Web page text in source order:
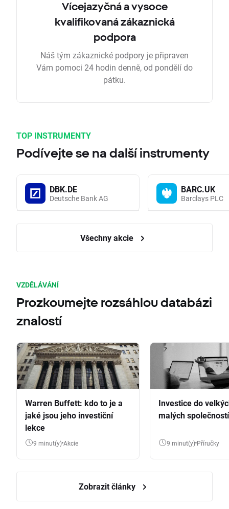
Vícejazyčná a vysoce
kvalifikovaná zákaznická
podpora
Náš tým zákaznické podpory je připraven
Vám pomoci 24 hodin denně, od pondělí do
pátku.
TOP INSTRUMENTY
Podívejte se na další instrumenty
DBK.DE
Deutsche Bank AG
BARC.UK
Barclays PLC
Všechny akcie
VZDĚLÁVÁNÍ
Prozkoumejte rozsáhlou databázi
znalostí
Warren Buffett: kdo to je a
jaké jsou jeho investiční
lekce
9 minut(y) Akcie
Investice do
malých společností
9 minut(y) Příručky
Zobrazit články